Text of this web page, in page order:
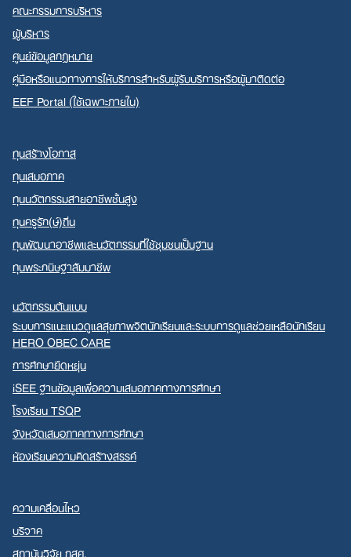
คณะกรรมการบริหาร
ผู้บริหาร
ศูนย์ข้อมูลกฎหมาย
คู่มือหรือแนวทางการให้บริการสำหรับผู้รับบริการหรือผู้มาติดต่อ
EEF Portal (ใช้เฉพาะภายใน)
ทุนสร้างโอกาส
ทุนเสมอภาค
ทุนนวัตกรรมสายอาชีพชั้นสูง
ทุนครูรัก(ษ์)ถิ่น
ทุนพัฒนาอาชีพและนวัตกรรมที่ใช้ชุมชนเป็นฐาน
ทุนพระกนิษฐาสัมมาชีพ
นวัตกรรมต้นแบบ
ระบบการแนะแนวดูแลสุขภาพจิตนักเรียนและระบบการดูแลช่วยเหลือนักเรียน
HERO OBEC CARE
การศึกษายืดหยุ่น
iSEE ฐานข้อมูลเพื่อความเสมอภาคทางการศึกษา
โรงเรียน TSQP
จังหวัดเสมอภาคทางการศึกษา
ห้องเรียนความคิดสร้างสรรค์
ความเคลื่อนไหว
บริจาค